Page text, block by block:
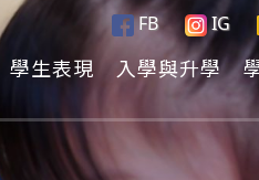
FB IG
學生表現 入學與升學